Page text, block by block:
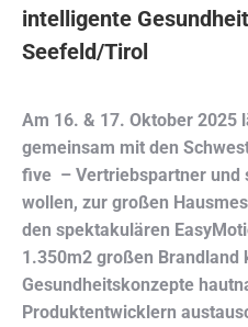
intelligente
Seefeld/Tirol
Am 16. & 17. Oktober 2025
gemeinsam mit den
five – Vertriebspartner und
wollen, zur großen
den spektakulären
1.350m2 großen
Gesundheitskonzepte
Produktentwicklern